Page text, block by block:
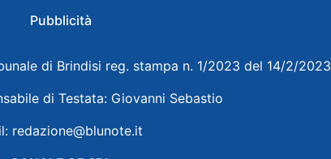
Pubblicità
di Brindisi reg. stampa n. 1/2023 del 14/2/2023
di Testata: Giovanni Sebastio
redazione@blunote.it